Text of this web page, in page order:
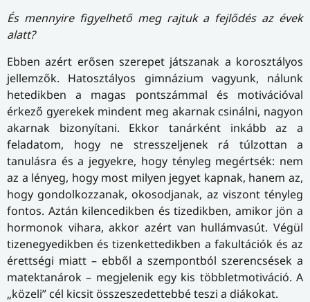
És mennyire figyelhető meg rajtuk a fejlődés az évek
alatt?
Ebben azért erősen szerepet játszanak a korosztályos
jellemzők. Hatosztályos gimnázium vagyunk, nálunk
hetedikben a magas pontszámmal és motivációval
érkező gyerekek mindent meg akarnak csinálni, nagyon
akarnak bizonyítani. Ekkor tanárként inkább az a
feladatom, hogy ne stresszeljenek rá túlzottan a
tanulásra és a jegyekre, hogy tényleg megértsék: nem
az a lényeg, hogy most milyen jegyet kapnak, hanem az,
hogy gondolkozzanak, okosodjanak, az viszont tényleg
fontos. Aztán kilencedikben és tizedikben, amikor jön a
hormonok vihara, akkor azért van hullámvasút. Végül
tizenegyedikben és tizenkettedikben a fakultációk és az
érettségi miatt – ebből a szempontból szerencsések a
matektanárok – megjelenik egy kis többletmotiváció. A
„közeli” cél kicsit összeszedettebbé teszi a diákokat.